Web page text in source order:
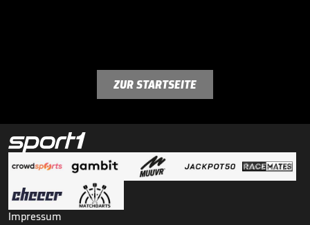
ZUR STARTSEITE
Impressum